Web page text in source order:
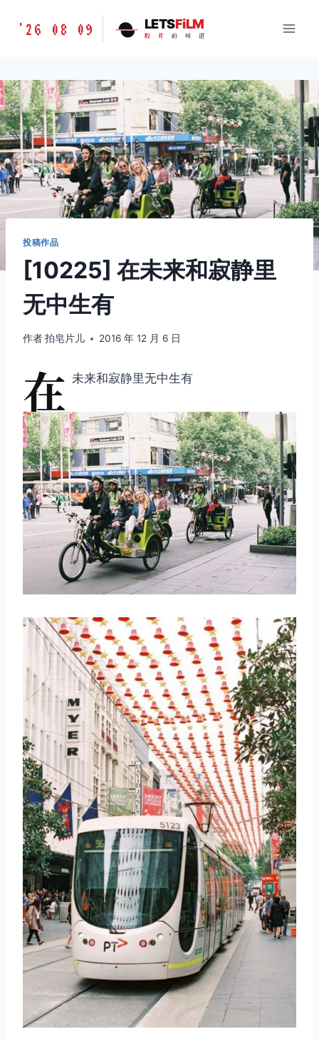
胶
味
道
LETSFILM
'26 08 09 LETSFiLM
胶 片 的 味 道
投稿作品
[10225] 在未来和寂静里
无中生有
作者拍皂片儿 2016 年 12 月 6 日
在 未来和寂静里无中生有